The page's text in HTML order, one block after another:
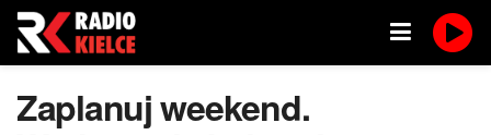
Zaplanuj weekend.